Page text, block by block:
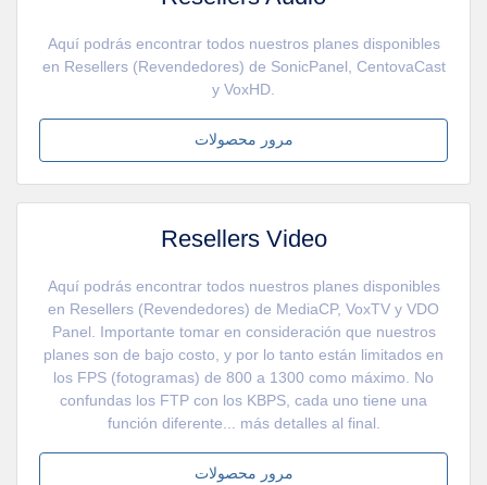
Aquí podrás encontrar todos nuestros planes disponibles
en Resellers (Revendedores) de SonicPanel, CentovaCast
y VoxHD.
مرور محصولات
Resellers Video
Aquí podrás encontrar todos nuestros planes disponibles
en Resellers (Revendedores) de MediaCP, VoxTV y VDO
Panel. Importante tomar en consideración que nuestros
planes son de bajo costo, y por lo tanto están limitados en
los FPS (fotogramas) de 800 a 1300 como máximo. No
confundas los FTP con los KBPS, cada uno tiene una
función diferente... más detalles al final.
مرور محصولات